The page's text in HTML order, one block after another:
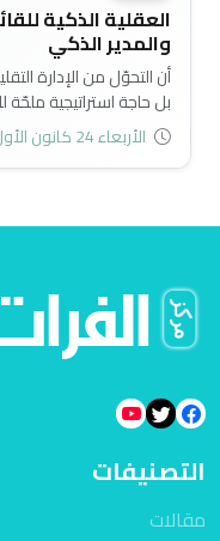
العقلية الذكية
والمدير الذكي
أن التحوّل من الإدارة
بل حاجة استراتيجية
متزايدة على المستويات
الذكي اليوم يمثل حجر
واتخاذ القرار السليم،
الأربعاء 24 كانون الأول 2025
التصنيفات
مقالات